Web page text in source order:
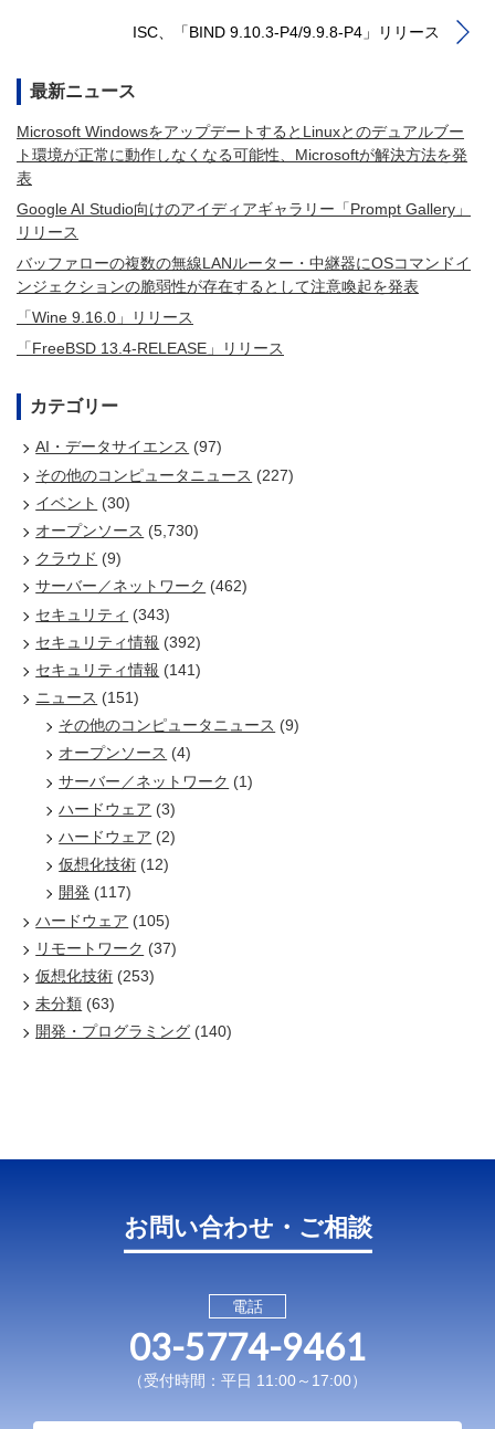
ISC、「BIND 9.10.3-P4/9.9.8-P4」リリース
最新ニュース
Microsoft WindowsをアップデートするとLinuxとのデュアルブー
ト環境が正常に動作しなくなる可能性、Microsoftが解決方法を発
表
Google AI Studio向けのアイディアギャラリー「Prompt Gallery」
リリース
バッファローの複数の無線LANルーター・中継器にOSコマンドイ
ンジェクションの脆弱性が存在するとして注意喚起を発表
「Wine 9.16.0」リリース
「FreeBSD 13.4-RELEASE」リリース
カテゴリー
AI・データサイエンス (97)
その他のコンピュータニュース (227)
イベント (30)
オープンソース (5,730)
クラウド (9)
サーバー／ネットワーク (462)
セキュリティ (343)
セキュリティ情報 (392)
セキュリティ情報 (141)
ニュース (151)
その他のコンピュータニュース (9)
オープンソース (4)
サーバー／ネットワーク (1)
ハードウェア (3)
ハードウェア (2)
仮想化技術 (12)
開発 (117)
ハードウェア (105)
リモートワーク (37)
仮想化技術 (253)
未分類 (63)
開発・プログラミング (140)
お問い合わせ・ご相談
電話
03-5774-9461
（受付時間：平日 11:00～17:00）